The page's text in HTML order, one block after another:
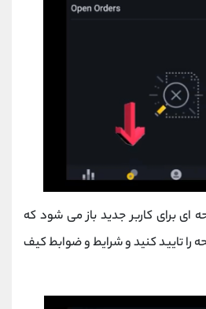
برای کاربر جدید باز می شود که
را تایید کنید و شرایط و ضوابط کیف